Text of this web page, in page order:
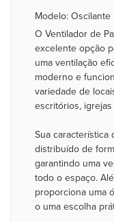
Modelo: Oscilante
O Ventilador de
excelente opção
uma ventilação
moderno e
variedade de
escritórios,
Sua característica
distribuído de
garantindo uma
todo o espaço.
proporciona uma
o uma escolha